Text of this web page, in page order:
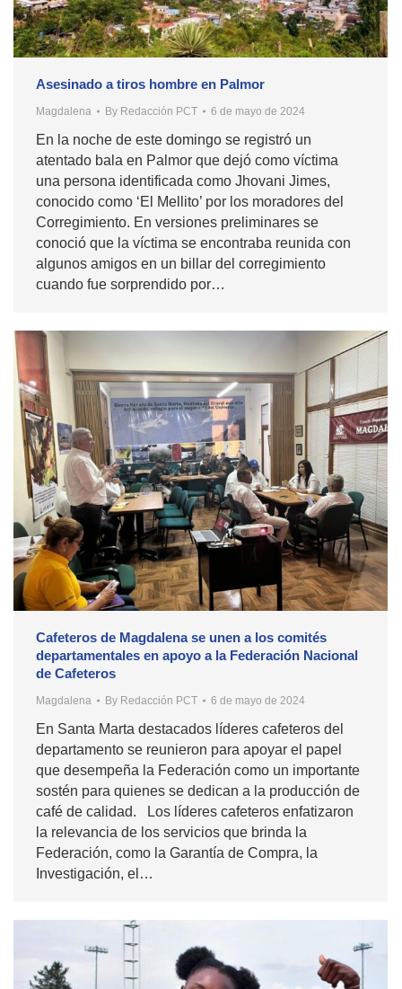
Asesinado a tiros hombre en Palmor
Magdalena By Redacción PCT 6 de mayo de 2024
En la noche de este domingo se registró un
atentado bala en Palmor que dejó como víctima
una persona identificada como Jhovani Jimes,
conocido como ‘El Mellito’ por los moradores del
Corregimiento. En versiones preliminares se
conoció que la víctima se encontraba reunida con
algunos amigos en un billar del corregimiento
cuando fue sorprendido por…
Cafeteros de Magdalena se unen a los comités
departamentales en apoyo a la Federación Nacional
de Cafeteros
Magdalena By Redacción PCT 6 de mayo de 2024
En Santa Marta destacados líderes cafeteros del
departamento se reunieron para apoyar el papel
que desempeña la Federación como un importante
sostén para quienes se dedican a la producción de
café de calidad. Los líderes cafeteros enfatizaron
la relevancia de los servicios que brinda la
Federación, como la Garantía de Compra, la
Investigación, el…